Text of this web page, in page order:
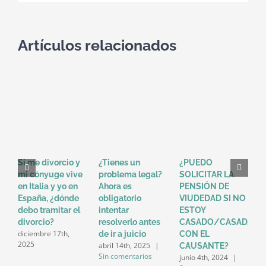
Artículos relacionados
Si me divorcio y
mi cónyuge vive
en Italia y yo en
España, ¿dónde
debo tramitar el
divorcio?
diciembre 17th,
2025
¿Tienes un
problema legal?
Ahora es
obligatorio
intentar
resolverlo antes
de ir a juicio
abril 14th, 2025
|
Sin comentarios
¿PUEDO
SOLICITAR LA
PENSIÓN DE
VIUDEDAD SI NO
ESTOY
CASADO/CASADA
CON EL
CAUSANTE?
junio 4th, 2024
|